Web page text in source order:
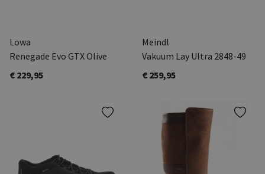
Lowa
Renegade Evo GTX Olive
€ 229,95
Meindl
Vakuum Lay Ultra 2848-49
€ 259,95